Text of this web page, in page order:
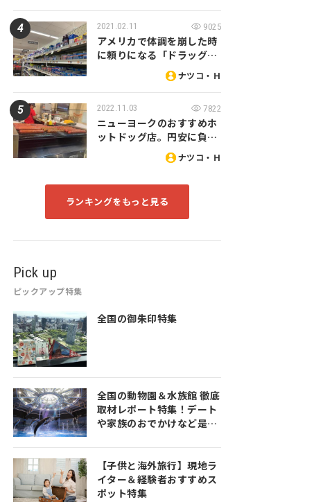
2021.02.11 9025
アメリカで体調を崩した時
に頼りになる「ドラッグ…
ナツコ・Ｈ
2022.11.03 7822
ニューヨークのおすすめホ
ットドッグ店。円安に負…
ナツコ・Ｈ
ランキングをもっと見る
Pick up
ピックアップ特集
全国の御朱印特集
全国の動物園＆水族館 徹底
取材レポート特集！デート
や家族のおでかけなど是非
【子供と海外旅行】現地ラ
イター＆経験者おすすめス
ポット特集